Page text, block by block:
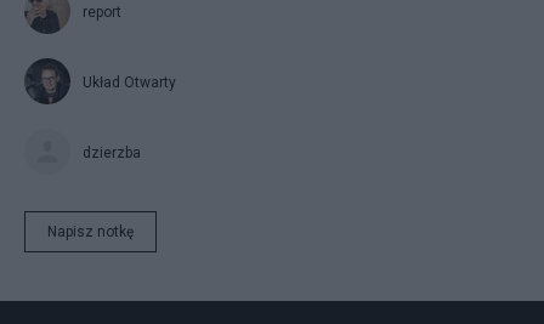
report
Układ Otwarty
dzierzba
Napisz notkę